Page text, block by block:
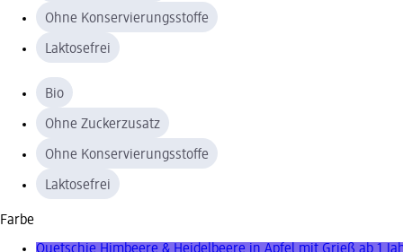
Ohne Konservierungsstoffe
Laktosefrei
Bio
Ohne Zuckerzusatz
Ohne Konservierungsstoffe
Laktosefrei
Farbe
Quetschie Himbeere & Heidelbeere in Apfel mit Grieß ab 1